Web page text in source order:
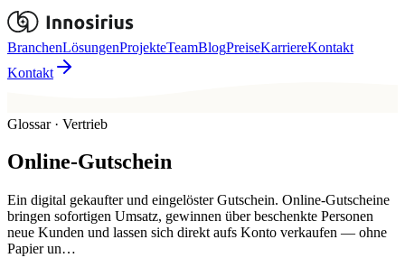
BranchenLösungenProjekteTeamBlogPreiseKarriereKontakt
Kontakt
Glossar · Vertrieb
Online-Gutschein
Ein digital gekaufter und eingelöster Gutschein. Online-Gutscheine
bringen sofortigen Umsatz, gewinnen über beschenkte Personen
neue Kunden und lassen sich direkt aufs Konto verkaufen — ohne
Papier un…